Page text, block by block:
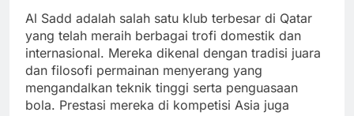
Al Sadd adalah salah satu klub terbesar di Qatar
yang telah meraih berbagai trofi domestik dan
internasional. Mereka dikenal dengan tradisi juara
dan filosofi permainan menyerang yang
mengandalkan teknik tinggi serta penguasaan
bola. Prestasi mereka di kompetisi Asia juga